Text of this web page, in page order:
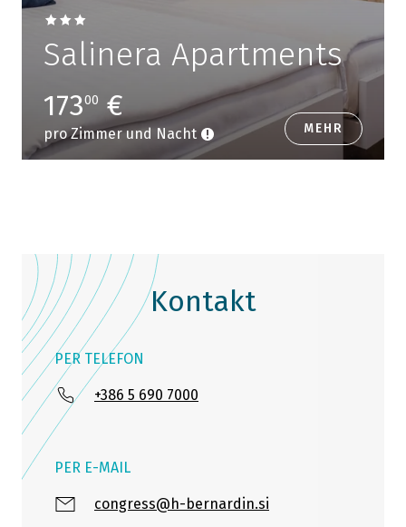
Salinera Apartments
17300 €
pro Zimmer und Nacht MEHR
Kontakt
PER TELEFON
+386 5 690 7000
PER E-MAIL
congress@h-bernardin.si